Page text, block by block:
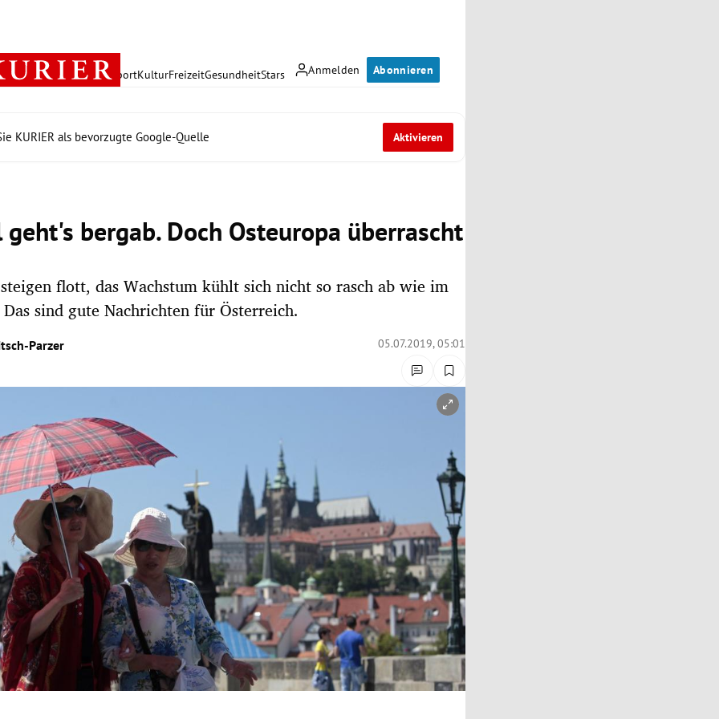
Anmelden Abonnieren
PolitikWirtschaft SportKulturFreizeitGesundheitStars
KURIER als bevorzugte Google-Quelle Aktivieren
bergab. Doch Osteuropa überrascht
flott, das Wachstum kühlt sich nicht so rasch ab wie im
sind gute Nachrichten für Österreich.
Parzer 05.07.2019, 05:01
öffnen/schließen